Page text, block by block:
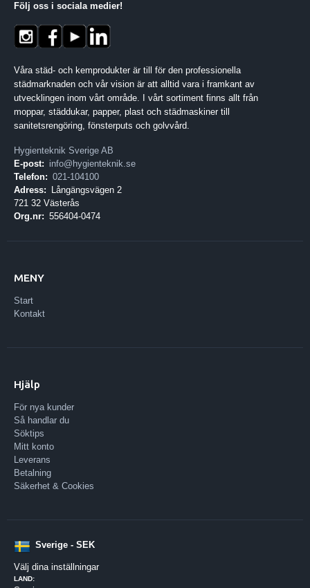
Följ oss i sociala medier!
Våra städ- och kemprodukter är till för den professionella
städmarknaden och vår vision är att alltid vara i framkant av
utvecklingen inom vårt område. I vårt sortiment finns allt från
moppar, städdukar, papper, plast och städmaskiner till
sanitetsrengöring, fönsterputs och golvvård.
Hygienteknik Sverige AB
E-post: info@hygienteknik.se
Telefon: 021-104100
Adress:
Långängsvägen 2
721 32 Västerås
Org.nr: 556404-0474
MENY
Start
Kontakt
Hjälp
För nya kunder
Så handlar du
Söktips
Mitt konto
Leverans
Betalning
Säkerhet & Cookies
Sverige - SEK
Välj dina inställningar
LAND: